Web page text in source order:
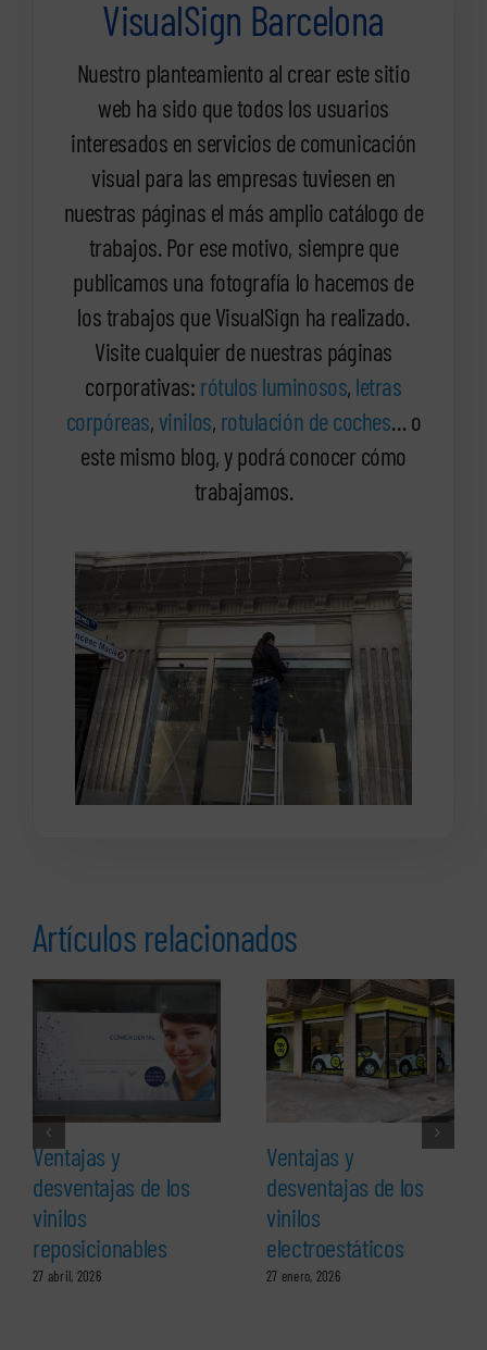
VisualSign Barcelona
Nuestro planteamiento al crear este sitio
web ha sido que todos los usuarios
interesados en servicios de comunicación
visual para las empresas tuviesen en
nuestras páginas el más amplio catálogo de
trabajos. Por ese motivo, siempre que
publicamos una fotografía lo hacemos de
los trabajos que VisualSign ha realizado.
Visite cualquier de nuestras páginas
corporativas: rótulos luminosos, letras
corpóreas,vinilos, rotulación de coches… o
este mismo blog, y podrá conocer cómo
trabajamos.
Artículos relacionados
Ventajas y
desventajas de los
vinilos
reposicionables
27 abril, 2026
Ventajas y
desventajas de los
vinilos
electroestáticos
27 enero, 2026